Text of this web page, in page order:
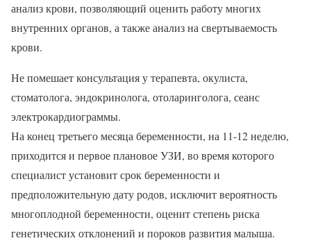
анализ крови, позволяющий оценить работу многих
внутренних органов, а также анализ на свертываемость
крови.
Не помешает консультация у терапевта, окулиста,
стоматолога, эндокринолога, отоларинголога, сеанс
электрокардиограммы.
На конец третьего месяца беременности, на 11-12 неделю,
приходится и первое плановое УЗИ, во время которого
специалист установит срок беременности и
предположительную дату родов, исключит вероятность
многоплодной беременности, оценит степень риска
генетических отклонений и пороков развития малыша.